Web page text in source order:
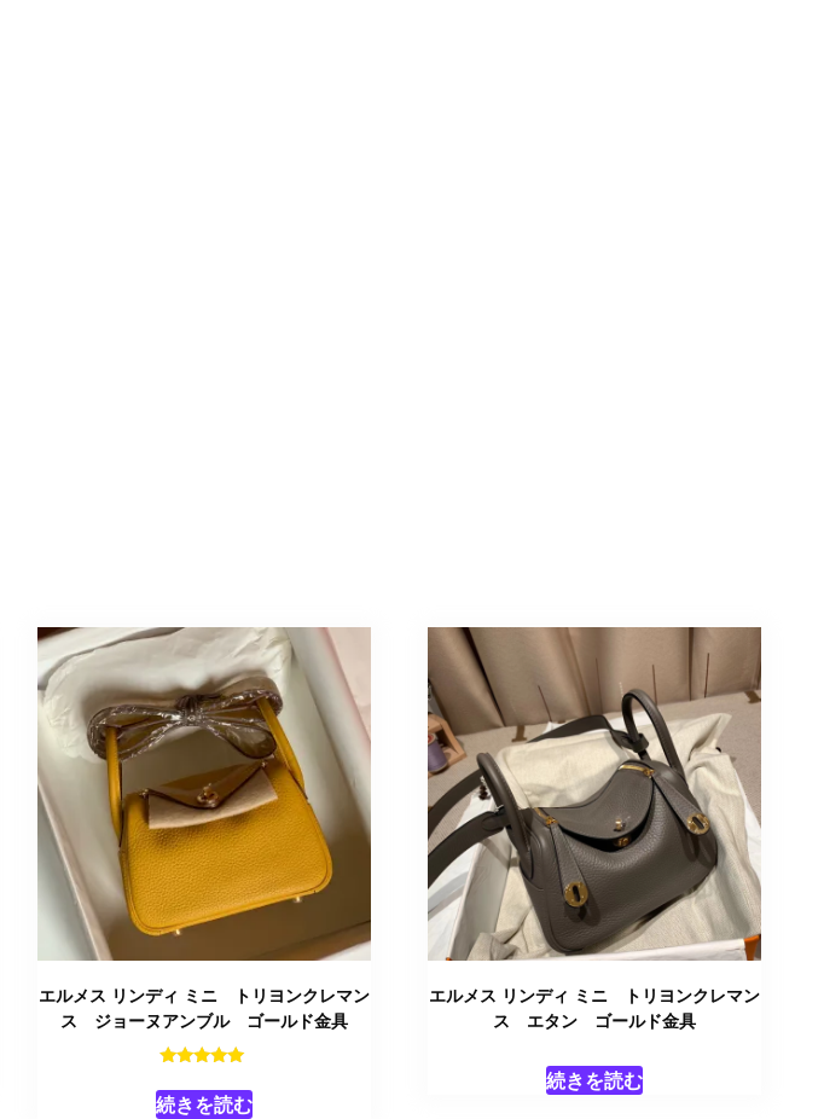
エルメス リンディ ミニ トリヨンクレマン
ス ジョーヌアンブル ゴールド金具
5.00
の評価
続きを読む
エルメス リンディ ミニ トリヨンクレマン
ス エタン ゴールド金具
続きを読む